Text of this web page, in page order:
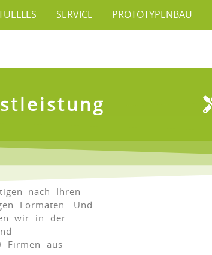
SERVICE PROTOTYPENBAU
nach Ihren
Formaten. Und
wir in der
Firmen aus